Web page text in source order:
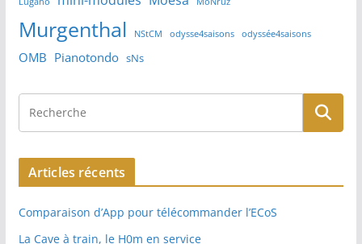
Murgenthal NStCM odysse4saisons odyssée4saisons
OMB Pianotondo sNs
Articles récents
Comparaison d’App pour télécommander l’ECoS
La Cave à train, le H0m en service